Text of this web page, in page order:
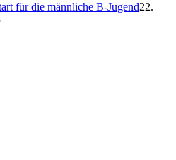
für die männliche B-Jugend22.